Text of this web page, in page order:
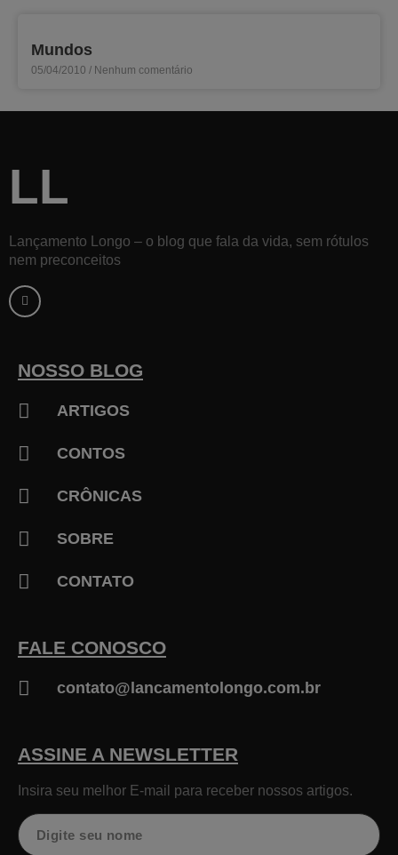
Mundos
05/04/2010 Nenhum comentário
LL
Lançamento Longo – o blog que fala da vida, sem rótulos
nem preconceitos
a
c
e
k
-
NOSSO BLOG
ARTIGOS
CONTOS
CRÔNICAS
SOBRE
CONTATO
FALE CONOSCO
contato@lancamentolongo.com.br
ASSINE A NEWSLETTER
Insira seu melhor E-mail para receber nossos artigos.
Nome